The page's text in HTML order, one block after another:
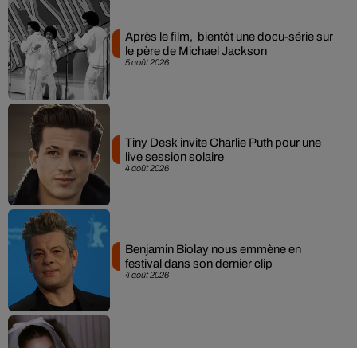
5 août 2026
Après le film, bientôt une docu-série sur
le père de Michael Jackson
4 août 2026
Tiny Desk invite Charlie Puth pour une
live session solaire
4 août 2026
Benjamin Biolay nous emmène en
festival dans son dernier clip